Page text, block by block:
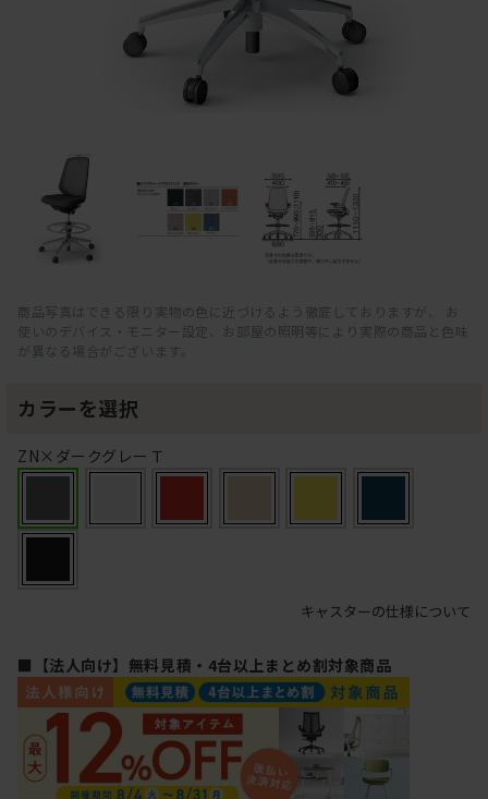
商品写真はできる限り実物の色に近づけるよう徹底しておりますが、 お
使いのデバイス・モニター設定、お部屋の照明等により実際の商品と色味
が異なる場合がございます。
カラーを選択
ZN×ダークグレーＴ
キャスターの仕様について
■【法人向け】無料見積・4台以上まとめ割対象商品